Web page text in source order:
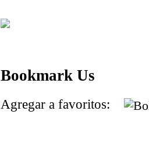
Bookmark Us
Agregar a favoritos: